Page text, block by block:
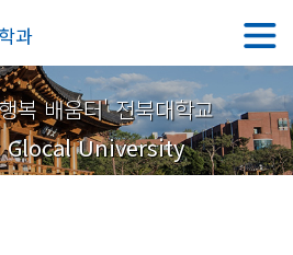
과
복 배움터' 전북대학교
Glocal University